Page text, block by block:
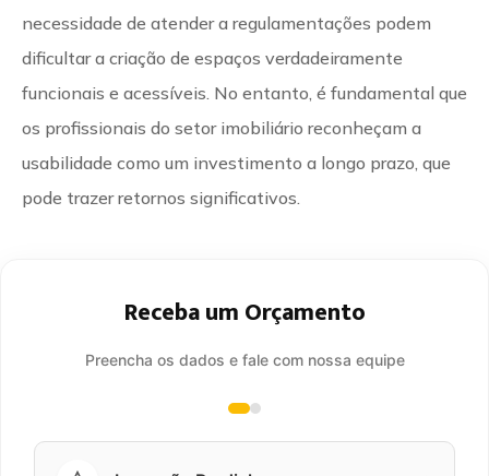
necessidade de atender a regulamentações podem
dificultar a criação de espaços verdadeiramente
funcionais e acessíveis. No entanto, é fundamental que
os profissionais do setor imobiliário reconheçam a
usabilidade como um investimento a longo prazo, que
pode trazer retornos significativos.
Receba um Orçamento
Preencha os dados e fale com nossa equipe